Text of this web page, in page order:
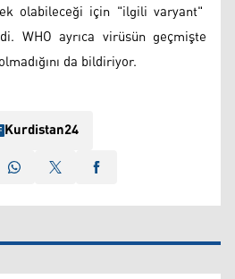
olabileceği için "ilgili varyant"
WHO ayrıca virüsün geçmişte
da bildiriyor.
Kurdistan24